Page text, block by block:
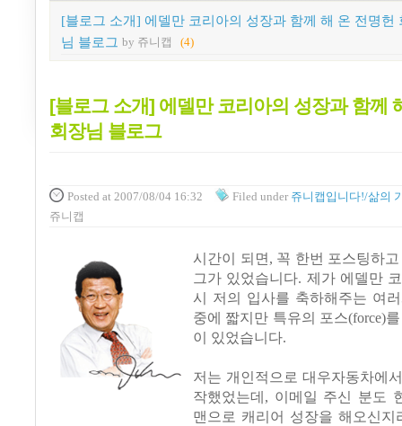
[블로그 소개] 에델만 코리아의 성장과 함께 해 온 전명헌
님 블로그 by 쥬니캡 (4)
[블로그 소개] 에델만 코리아의 성장과 함께
회장님 블로그
Posted at 2007/08/04 16:32 Filed under 쥬니캡입니다!/삶의
쥬니캡
시간이 되면, 꼭 한번 포스팅하
그가 있었습니다. 제가 에델만
시 저의 입사를 축하해주는 여
중에 짧지만 특유의 포스(force)
이 있었습니다.
저는 개인적으로 대우자동차에
작했었는데, 이메일 주신 분도
맨으로 캐리어 성장을 해오신